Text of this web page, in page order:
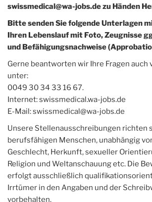
swissmedical@wa-jobs.de zu Händen
Bitte senden Sie folgende Unterlagen
Ihren Lebenslauf mit Foto, Zeugnisse
und Befähigungsnachweise
Gerne beantworten wir Ihre Fragen auch
unter:
0049 30 34 33 16 67.
Internet: swissmedical.wa-jobs.de
E-Mail: swissmedical@wa-jobs.de
Unsere Stellenausschreibungen richten
berufsfähigen Menschen, unabhängig
Geschlecht, Herkunft, sexueller
Religion und Weltanschauung etc. Die
erfolgt ausschließlich
Irrtümer in den Angaben und der
vorbehalten.